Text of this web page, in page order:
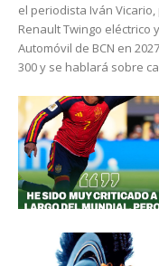
el periodista Iván
Renault Twingo eléctrico
Automóvil de BCN en
300 y se hablará sobre